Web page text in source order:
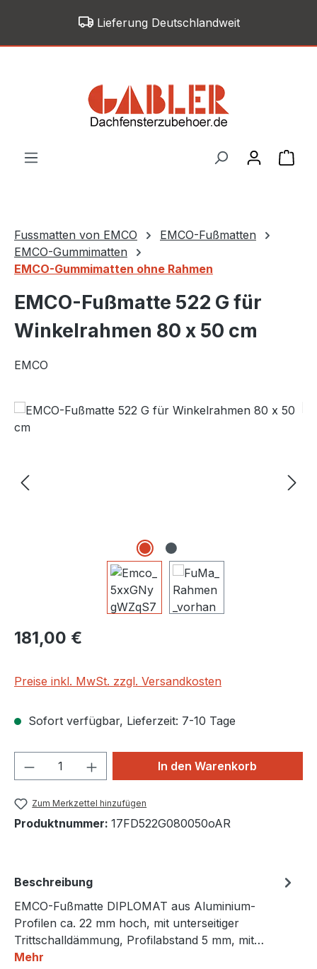
Zum Hauptinhalt springenLieferung Deutschlandweit
Fussmatten von EMCO
EMCO-Fußmatten
EMCO-Gummimatten
EMCO-Gummimatten ohne Rahmen
EMCO-Fußmatte 522 G für
Winkelrahmen 80 x 50 cm
EMCO
Bildergalerie überspringen
Regulärer Preis:
181,00 €
Preise inkl. MwSt. zzgl. Versandkosten
Sofort verfügbar, Lieferzeit: 7-10 Tage
Produkt Anzahl: Gib denIn den Warenkorb
Zum Merkzettel hinzufügen
Produktnummer: 17FD522G080050oAR
Beschreibung
EMCO-Fußmatte DIPLOMAT aus Aluminium-
Profilen ca. 22 mm hoch, mit unterseitiger
Trittschalldämmung, Profilabstand 5 mm, mit…
Mehr